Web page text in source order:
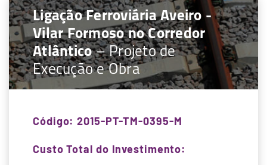
Ligação Ferroviária Aveiro -
Vilar Formoso no Corredor
Atlântico– Projeto de
Execução e Obra
Código: 2015-PT-TM-0395-M
Custo Total do Investimento: